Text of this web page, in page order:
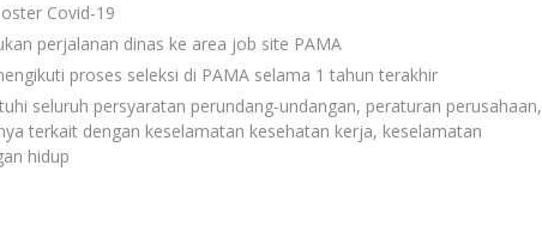
Covid-19
perjalanan dinas ke area job site PAMA
proses seleksi di PAMA selama 1 tahun terakhir
seluruh persyaratan perundang-undangan, peraturan perusahaan,
terkait dengan keselamatan kesehatan kerja, keselamatan
hidup